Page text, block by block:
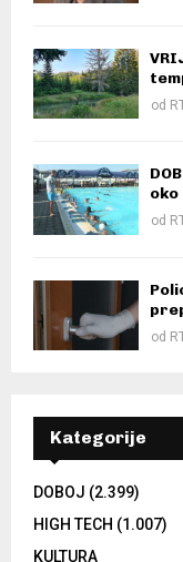
od
oko
od
od
Kategorije
DOBOJ (2.399)
HIGH TECH (1.007)
KULTURA